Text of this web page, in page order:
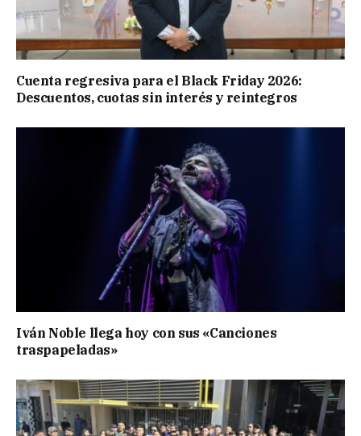
Cuenta regresiva para el Black Friday 2026:
Descuentos, cuotas sin interés y reintegros
Iván Noble llega hoy con sus «Canciones
traspapeladas»